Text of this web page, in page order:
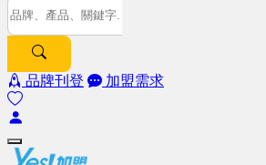
品牌刊登 加盟需求